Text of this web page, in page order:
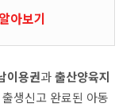
아보기
이용권과출산양육지
생신고 완료된 아동